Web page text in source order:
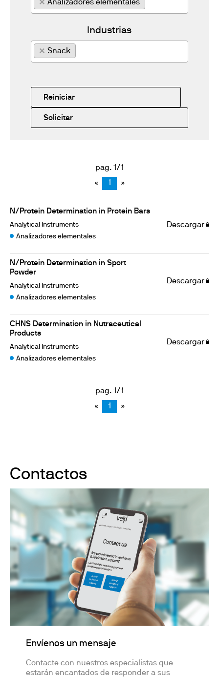
× Analizadores elementales
Industrias
× Snack
Reiniciar
Solicitar
pag. 1/1
« 1 »
N/Protein Determination in Protein Bars
Analytical Instruments
Analizadores elementales
Descargar
N/Protein Determination in Sport
Powder
Analytical Instruments
Analizadores elementales
Descargar
CHNS Determination in Nutraceutical
Products
Analytical Instruments
Analizadores elementales
Descargar
pag. 1/1
« 1 »
Contactos
Envíenos un mensaje
Contacte con nuestros especialistas que
estarán encantados de responder a sus